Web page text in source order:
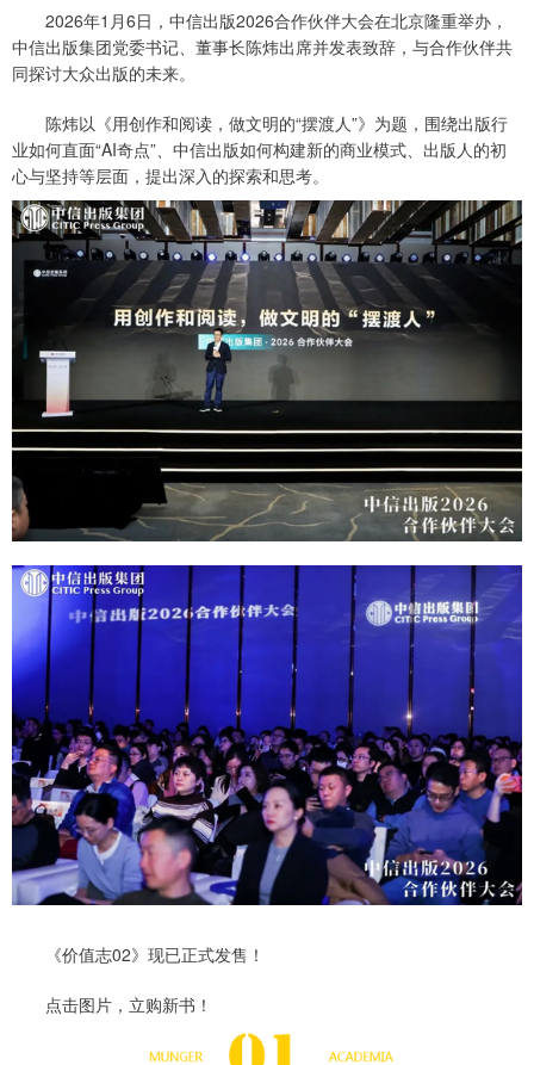
2026年1月6日，中信出版2026合作伙伴大会在北京隆重举办，
中信出版集团党委书记、董事长陈炜出席并发表致辞，与合作伙伴共
同探讨大众出版的未来。
陈炜以《用创作和阅读，做文明的“摆渡人”》为题，围绕出版行
业如何直面“AI奇点”、中信出版如何构建新的商业模式、出版人的初
心与坚持等层面，提出深入的探索和思考。
《价值志02》现已正式发售！
点击图片，立购新书！